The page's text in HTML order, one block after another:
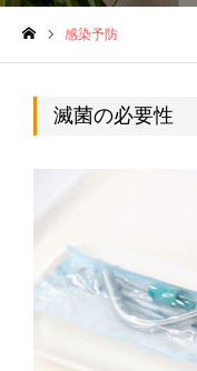
感染予防
滅菌の必要性